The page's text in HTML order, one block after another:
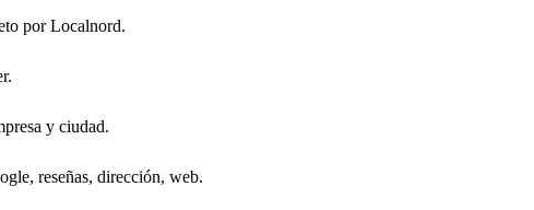
por Localnord.
y ciudad.
reseñas, dirección, web.